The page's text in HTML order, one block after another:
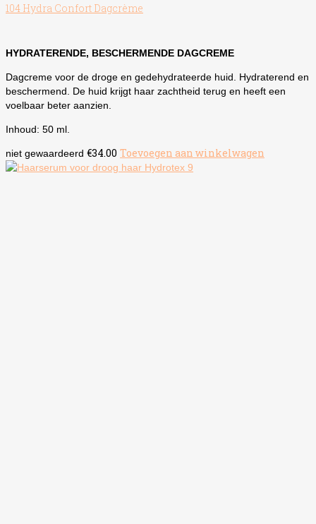
104 Hydra Confort Dagcrème
HYDRATERENDE, BESCHERMENDE DAGCREME
Dagcreme voor de droge en gedehydrateerde huid. Hydraterend en
beschermend. De huid krijgt haar zachtheid terug en heeft een
voelbaar beter aanzien.
Inhoud: 50 ml.
niet gewaardeerd €34.00 Toevoegen aan winkelwagen